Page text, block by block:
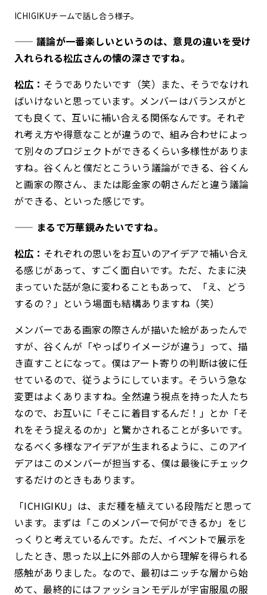
ICHIGIKUチームで話し合う様子。
—— 議論が一番楽しいというのは、意見の違いを受け
入れられる松広さんの懐の深さですね。
松広： そうでありたいです（笑）また、そうでなけれ
ばいけないと思っています。メンバーはバランスがと
ても良くて、互いに補い合える関係なんです。それぞ
れ考え方や得意なことが違うので、組み合わせによっ
て別々のプロジェクトができるくらい多様性がありま
すね。谷くんと僕だとこういう議論ができる、谷くん
と画家の際さん、または彫金家の朝さんだと違う議論
ができる、といった感じです。
—— まるで万華鏡みたいですね。
松広： それぞれの思いをお互いのアイデアで補い合え
る感じがあって、すごく面白いです。ただ、たまに決
まっていた話が急に変わることもあって、「え、どう
するの？」という場面も結構ありますね（笑）
メンバーである画家の際さんが描いた絵があったんで
すが、谷くんが「やっぱりイメージが違う」って、描
き直すことになって。僕はアート寄りの判断は彼に任
せているので、従うようにしています。そういう急な
変更はよくありますね。全然違う視点を持った人たち
なので、お互いに「そこに着目するんだ！」とか「そ
れをそう捉えるのか」と驚かされることが多いです。
なるべく多様なアイデアが生まれるように、このアイ
デアはこのメンバーが担当する、僕は最後にチェック
するだけのときもあります。
「ICHIGIKU」は、まだ種を植えている段階だと思って
います。まずは「このメンバーで何ができるか」をじ
っくりと考えているんです。ただ、イベントで展示を
したとき、思った以上に外部の人から理解を得られる
感触がありました。なので、最初はニッチな層から始
めて、最終的にはファッションモデルが宇宙服風の服